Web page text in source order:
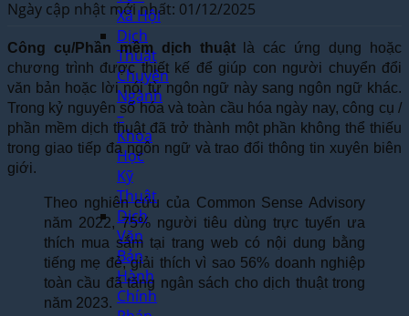
Xã Hội
Dịch
Thuật
Chuyên
Ngành
–
Khoa
Học
Kỹ
Thuật
Dịch
Văn
Bản
Hành
Chính
Ngày cập nhật mới nhất: 01/12/2025
Công cụ/Phần mềm dịch thuậtlà các ứng dụng hoặc
chương trình được thiết kế để giúp con người chuyển đổi
văn bản hoặc lời nói từ ngôn ngữ này sang ngôn ngữ khác.
Trong kỷ nguyên số hóa và toàn cầu hóa ngày nay, công cụ /
phần mềm dịch thuật đã trở thành một phần không thể thiếu
trong giao tiếp đa ngôn ngữ và trao đổi thông tin xuyên biên
giới.
Theo nghiên cứu của Common Sense Advisory
năm 2022, 75% người tiêu dùng trực tuyến ưa
thích mua sắm tại trang web có nội dung bằng
tiếng mẹ đẻ, giải thích vì sao 56% doanh nghiệp
toàn cầu đã tăng ngân sách cho dịch thuật trong
năm 2023.